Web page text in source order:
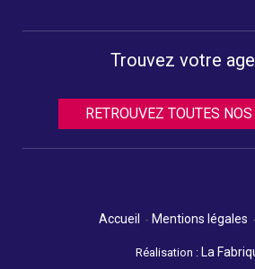
Trouvez votre
RETROUVEZ TOUTES
Accueil Mentions légales
Réalisation : La